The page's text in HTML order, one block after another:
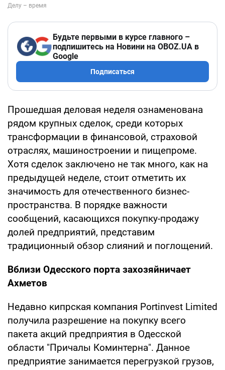
Будьте первыми в курсе главного –
подпишитесь на Новини на OBOZ.UA в
Google
Подписаться
Прошедшая деловая неделя ознаменована
рядом крупных сделок, среди которых
трансформации в финансовой, страховой
отраслях, машиностроении и пищепроме.
Хотя сделок заключено не так много, как на
предыдущей неделе, стоит отметить их
значимость для отечественного бизнес-
пространства. В порядке важности
сообщений, касающихся покупку-продажу
долей предприятий, представим
традиционный обзор слияний и поглощений.
Вблизи Одесского порта захозяйничает
Ахметов
Недавно кипрская компания Portinvest Limited
получила разрешение на покупку всего
пакета акций предприятия в Одесской
области "Причалы Коминтерна". Данное
предприятие занимается перегрузкой грузов,